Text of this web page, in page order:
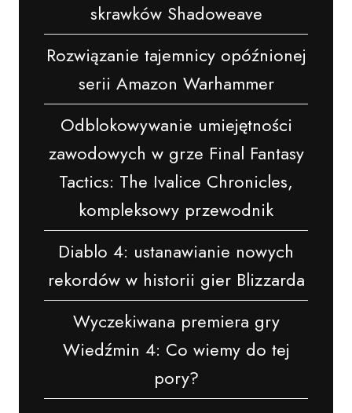
skrawków Shadoweave
Rozwiązanie tajemnicy opóźnionej
serii Amazon Warhammer
Odblokowywanie umiejętności
zawodowych w grze Final Fantasy
Tactics: The Ivalice Chronicles,
kompleksowy przewodnik
Diablo 4: ustanawianie nowych
rekordów w historii gier Blizzarda
Wyczekiwana premiera gry
Wiedźmin 4: Co wiemy do tej
pory?